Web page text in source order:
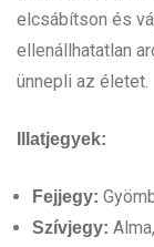
elcsábítson és
ellenállhatatlan
ünnepli az életet.
Illatjegyek:
Fejjegy:
Szívjegy: